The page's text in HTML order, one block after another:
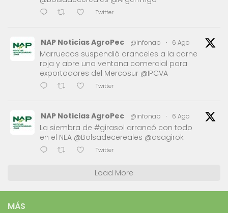
Twitter
NAP Noticias AgroPec @infonap · 6 Ago
Marruecos suspendió aranceles a la carne
roja y abre una ventana comercial para
exportadores del Mercosur @IPCVA
Twitter
NAP Noticias AgroPec @infonap · 6 Ago
La siembra de #girasol arrancó con todo
en el NEA @Bolsadecereales @asagirok
Twitter
Load More
MÁS